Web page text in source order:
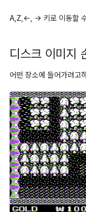
A,Z,<-, -> 키로 이동할
디스크 이미지
어떤 장소에 들어가려고